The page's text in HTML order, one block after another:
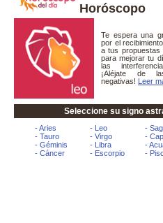
Horóscopo